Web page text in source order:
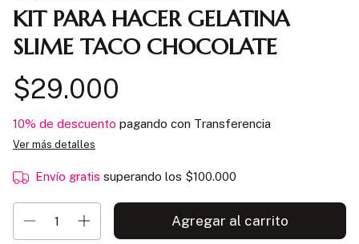
KIT PARA HACER GELATINA
SLIME TACO CHOCOLATE
$29.000
10% de descuento pagando con Transferencia
Ver más detalles
Envío gratis superando los $100.000